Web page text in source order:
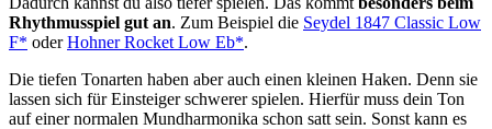
Rhythmusspiel gut an. Zum Beispiel die Seydel 1847 Classic Low
F* oderHohner Rocket Low Eb*.
Die tiefen Tonarten haben aber auch einen kleinen Haken. Denn sie
lassen sich für Einsteiger schwerer spielen. Hierfür muss dein Ton
auf einer normalen Mundharmonika schon satt sein. Sonst kann es